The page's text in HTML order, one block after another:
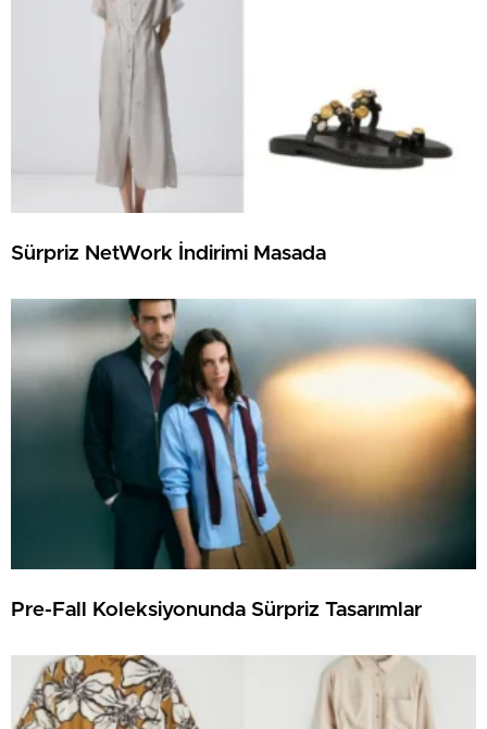
Sürpriz NetWork İndirimi Masada
Pre-Fall Koleksiyonunda Sürpriz Tasarımlar